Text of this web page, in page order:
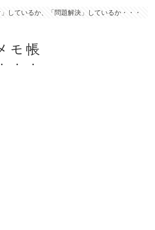
しているか、「問題解決」しているか・・・
モ帳